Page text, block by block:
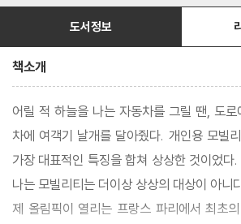
도서정보
책소개
어릴 적 하늘을 나는 자동차를 그릴 땐, 도
차에 여객기 날개를 달아줬다. 개인용 모빌
가장 대표적인 특징을 합쳐 상상한 것이었
나는 모빌리티는 더이상 상상의 대상이 아니
제 올림픽이 열리는 프랑스 파리에서 최초